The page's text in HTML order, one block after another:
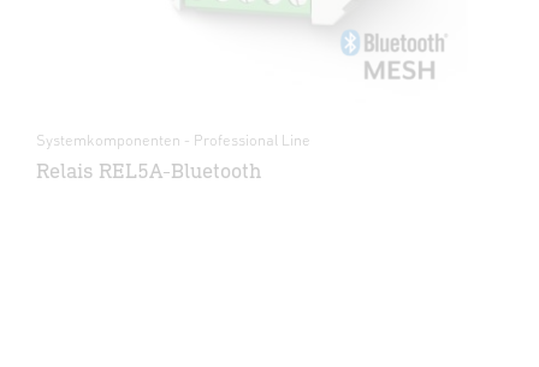
Systemkomponenten - Professional Line
Relais REL5A-Bluetooth